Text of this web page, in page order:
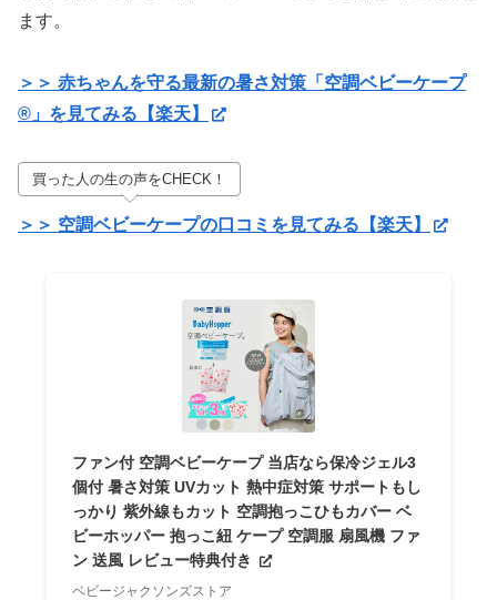
ます。
＞＞ 赤ちゃんを守る最新の暑さ対策「空調ベビーケープ
®」を見てみる【楽天】
買った人の生の声をCHECK！
＞＞ 空調ベビーケープの口コミを見てみる【楽天】
ファン付 空調ベビーケープ 当店なら保冷ジェル3
個付 暑さ対策 UVカット 熱中症対策 サポートもし
っかり 紫外線もカット 空調抱っこひもカバー ベ
ビーホッパー 抱っこ紐 ケープ 空調服 扇風機 ファ
ン 送風 レビュー特典付き
ベビージャクソンズストア